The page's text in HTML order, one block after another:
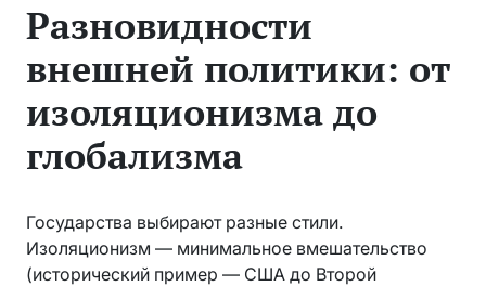
Разновидности
внешней политики: от
изоляционизма до
глобализма
Государства выбирают разные стили.
Изоляционизм — минимальное вмешательство
(исторический пример — США до Второй